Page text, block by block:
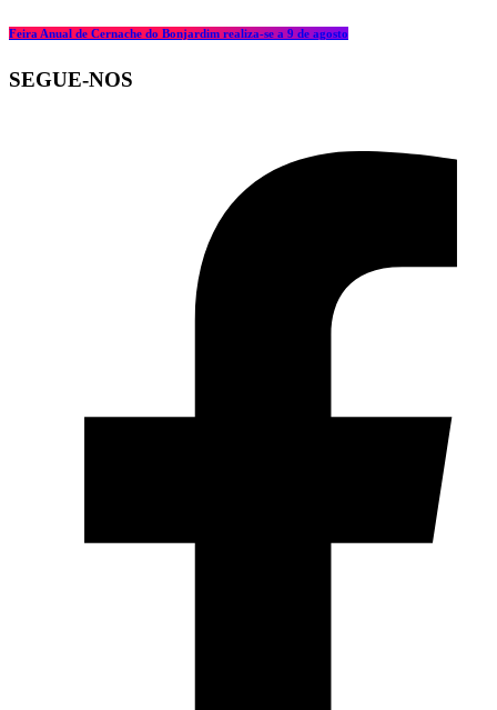
Feira Anual de Cernache do Bonjardim realiza-se a 9 de agosto
SEGUE-NOS